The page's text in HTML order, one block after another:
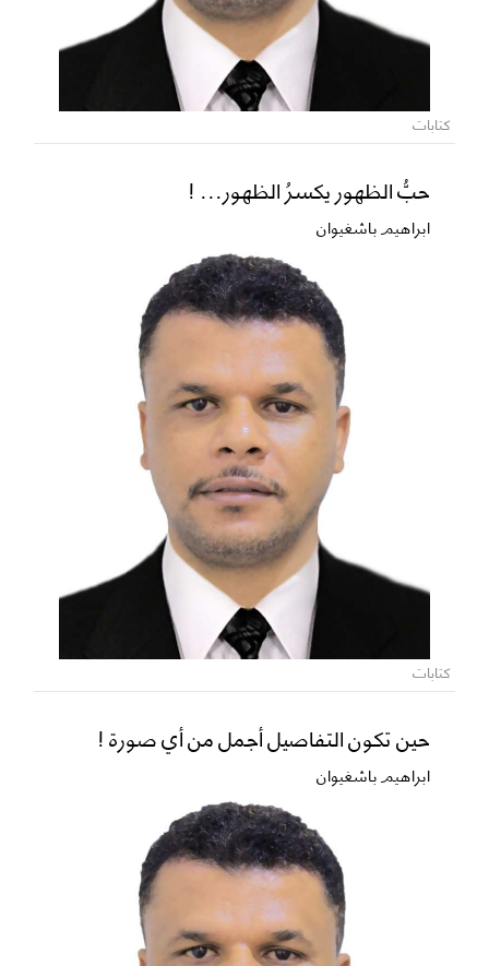
كتابات
حبُّ الظهور يكسرُ الظهور... !
ابراهيم باشغيوان
كتابات
حين تكون التفاصيل أجمل من أي صورة !
ابراهيم باشغيوان